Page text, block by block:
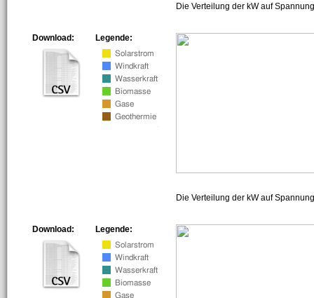
Die Verteilung der kW auf
Legende:
Download:
Die Verteilung der kW auf
Legende:
Download: